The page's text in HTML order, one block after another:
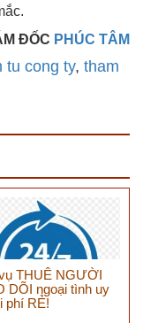
ĐỐC PHÚC TÂM
tu cong ty, tham
THUÊ NGƯỜI
DÕI ngoại tình uy
phí RẺ!